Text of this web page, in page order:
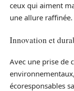
ceux qui aiment
une allure raffinée.
Innovation et
Avec une prise de
écoresponsables